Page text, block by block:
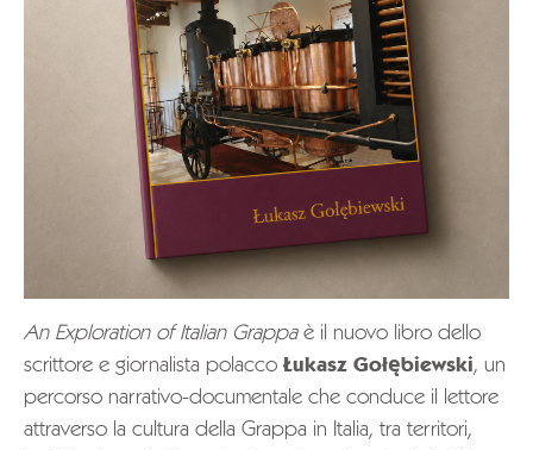
An Exploration of Italian Grappaè il nuovo libro dello
scrittore e giornalista polacco Łukasz Gołębiewski, un
percorso narrativo-documentale che conduce il lettore
attraverso la cultura della Grappa in Italia, tra territori,